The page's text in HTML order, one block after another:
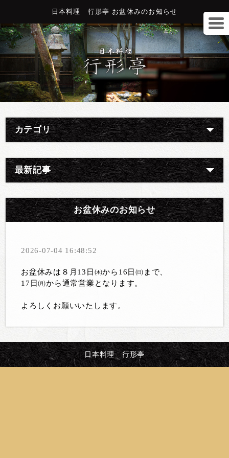
日本料理 行形亭 お盆休みのお知らせ
カテゴリ
最新記事
お盆休みのお知らせ
2026-07-04 16:48:52
お盆休みは８月13日㈭から16日㈰まで、
17日㈪から通常営業となります。
よろしくお願いいたします。
日本料理 行形亭